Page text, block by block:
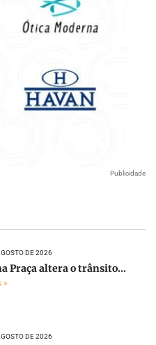
Publicidade
DE 2026
Praça altera o trânsito...
»
DE 2026